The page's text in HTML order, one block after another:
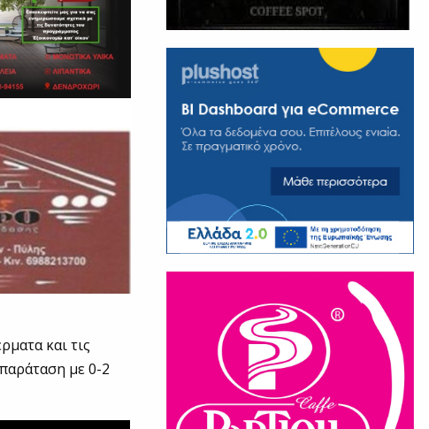
και τις
με 0-2